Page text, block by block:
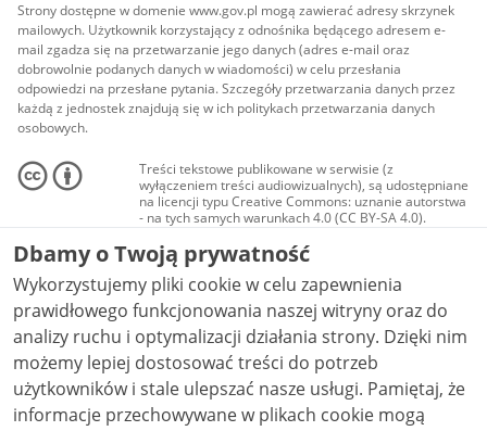
Strony dostępne w domenie www.gov.pl mogą zawierać adresy skrzynek
mailowych. Użytkownik korzystający z odnośnika będącego adresem e-
mail zgadza się na przetwarzanie jego danych (adres e-mail oraz
dobrowolnie podanych danych w wiadomości) w celu przesłania
odpowiedzi na przesłane pytania. Szczegóły przetwarzania danych przez
każdą z jednostek znajdują się w ich politykach przetwarzania danych
osobowych.
Treści tekstowe publikowane w serwisie (z
wyłączeniem treści audiowizualnych), są udostępniane
na licencji typu Creative Commons: uznanie autorstwa
- na tych samych warunkach 4.0 (CC BY-SA 4.0).
Materiały audiowizualne, w tym zdjęcia, materiały
audio i wideo, są udostępniane na licencji typu
Creative Commons: uznanie autorstwa użycie
niekomercyjne - bez utworów zależnych 4.0 (CC BY-
NC-ND 4.0), o ile nie jest to stwierdzone inaczej.
Dbamy o Twoją prywatność
Wykorzystujemy pliki cookie w celu zapewnienia
prawidłowego funkcjonowania naszej witryny oraz do
analizy ruchu i optymalizacji działania strony. Dzięki nim
możemy lepiej dostosować treści do potrzeb
użytkowników i stale ulepszać nasze usługi. Pamiętaj, że
informacje przechowywane w plikach cookie mogą